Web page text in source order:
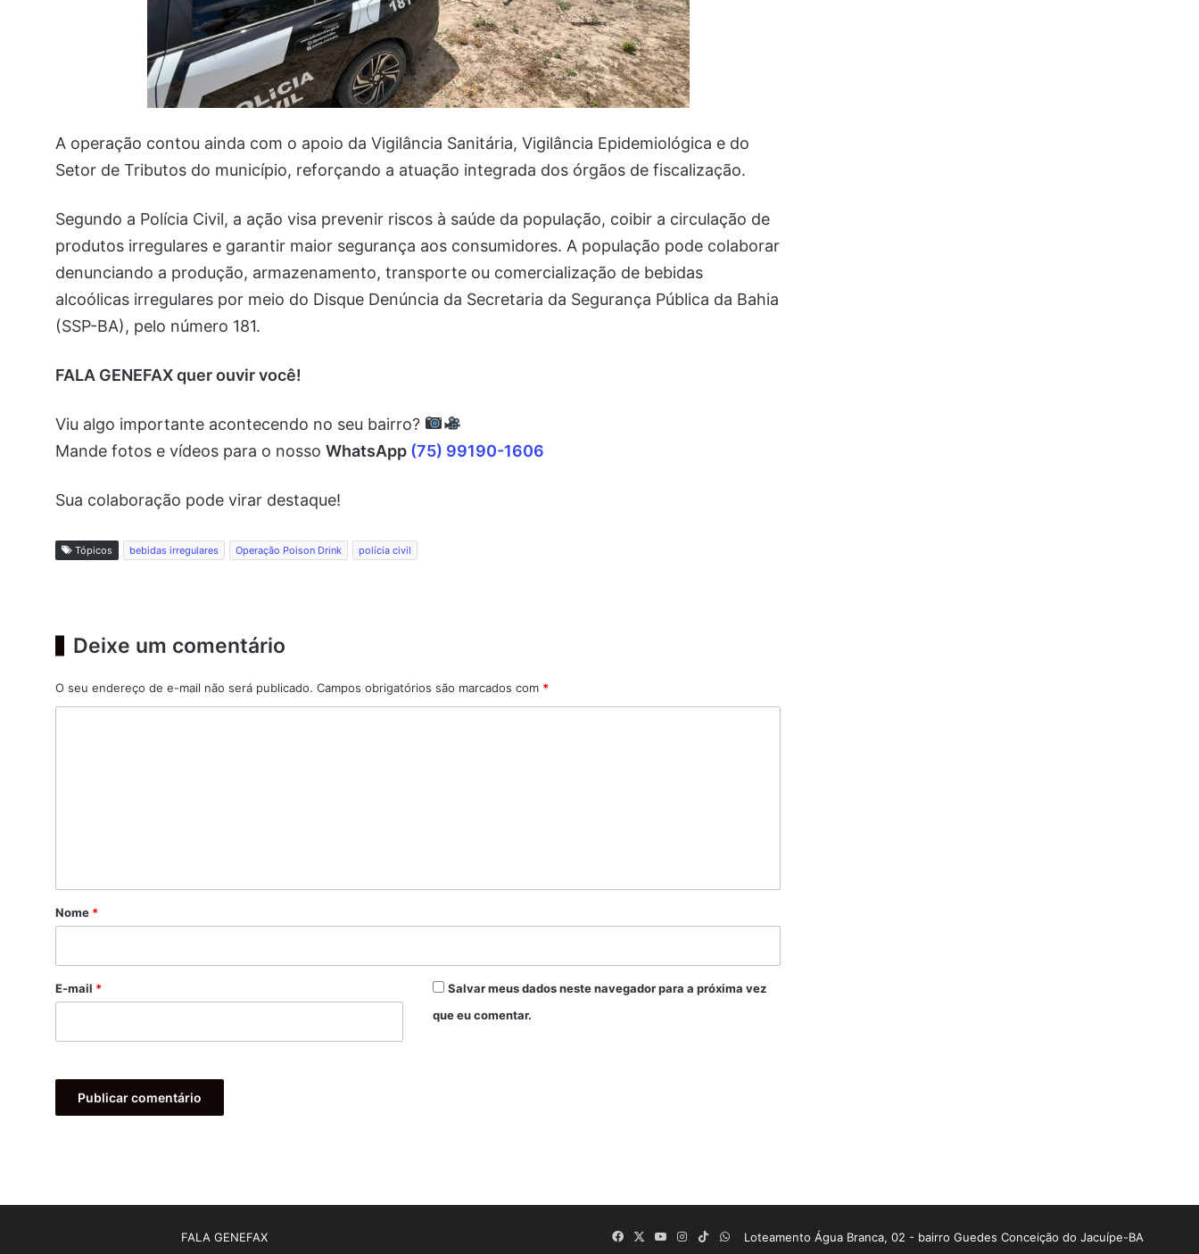
A operação contou ainda com o apoio da Vigilância Sanitária, Vigilância Epidemiológica e do
Setor de Tributos do município, reforçando a atuação integrada dos órgãos de fiscalização.
Segundo a Polícia Civil, a ação visa prevenir riscos à saúde da população, coibir a circulação de
produtos irregulares e garantir maior segurança aos consumidores. A população pode colaborar
denunciando a produção, armazenamento, transporte ou comercialização de bebidas
alcoólicas irregulares por meio do Disque Denúncia da Secretaria da Segurança Pública da Bahia
(SSP-BA), pelo número 181.
FALA GENEFAX quer ouvir você!
Viu algo importante acontecendo no seu bairro?
Mande fotos e vídeos para o nosso WhatsApp (75) 99190-1606
Sua colaboração pode virar destaque!
Tópicos bebidas irregulares Operação Poison Drink polícia civil
Deixe um comentário
O seu endereço de e-mail não será publicado. Campos obrigatórios são marcados com *
r
*
Nome *
E-mail *
Salvar meus dados neste navegador para a próxima vez
que eu comentar.
FALA GENEFAX
Loteamento Água Branca, 02 - bairro Guedes Conceição do Jacuípe-BA
Facebook
X YouTubeInstagram
TikTokWhatsApp